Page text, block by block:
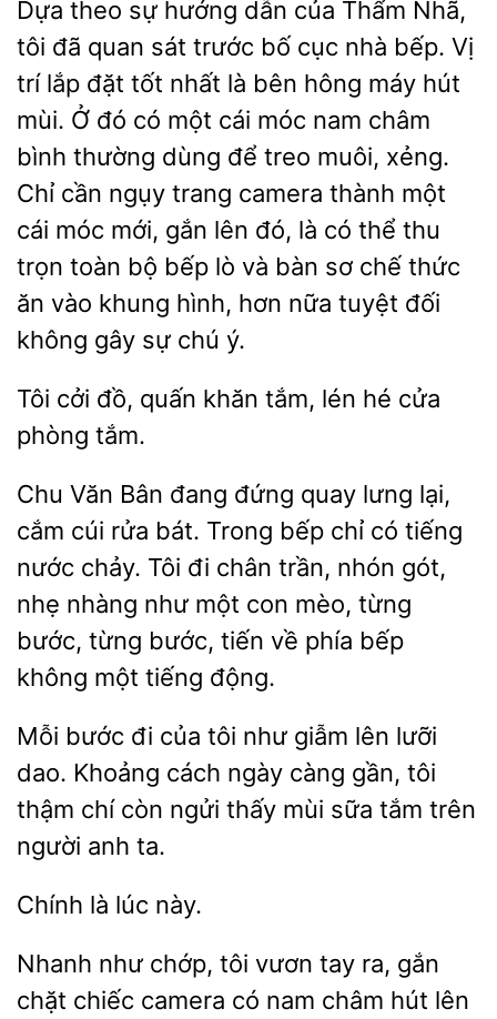
Dựa theo sự hướng dẫn của Thẩm Nhã,
tôi đã quan sát trước bố cục nhà bếp. Vị
trí lắp đặt tốt nhất là bên hông
hút
mùi.
đó có
cái móc nam châm
bình thường dùng để treo muôi, xẻng.
Chỉ cần ngụy trang camera thành một
cái móc mới, gắn lên đó, là có thể thu
trọn toàn bộ bếp lò và bàn sơ chế thức
ăn vào khung hình, hơn nữa tuyệt đối
không gây sự chú ý.
cởi đồ, quấn tắm, lén
cửa
phòng tắm.
Chu Văn
đang đứng quay lưng lại,
cắm cúi rửa bát. Trong bếp chỉ có tiếng
nước chảy. Tôi đi chân trần, nhón gót,
nhẹ nhàng như một
mèo, từng
bước, từng bước, tiến về
bếp
không một tiếng động.
Mỗi bước đi của tôi như
lên lưỡi
dao. Khoảng cách ngày càng gần, tôi
chí còn ngửi thấy mùi sữa
trên
người anh ta.
là
Nhanh như chớp, tôi vươn tay
gắn
chặt chiếc camera có nam châm hút lên